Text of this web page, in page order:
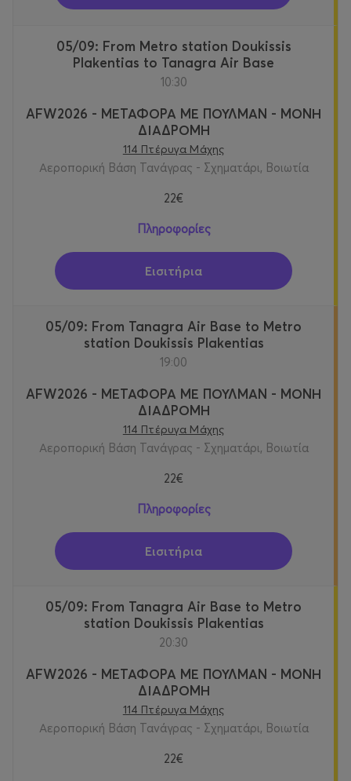
05/09: From Metro station Doukissis
Plakentias to Tanagra Air Base
10:30
AFW2026 - ΜΕΤΑΦΟΡΑ ΜΕ ΠΟΥΛΜΑΝ - ΜΟΝΗ
ΔΙΑΔΡΟΜΗ
114 Πτέρυγα Μάχης
Αεροπορική Βάση Τανάγρας - Σχηματάρι, Βοιωτία
22€
Πληροφορίες
Εισιτήρια
05/09: From Tanagra Air Base to Metro
station Doukissis Plakentias
19:00
AFW2026 - ΜΕΤΑΦΟΡΑ ΜΕ ΠΟΥΛΜΑΝ - ΜΟΝΗ
ΔΙΑΔΡΟΜΗ
114 Πτέρυγα Μάχης
Αεροπορική Βάση Τανάγρας - Σχηματάρι, Βοιωτία
22€
Πληροφορίες
Εισιτήρια
05/09: From Tanagra Air Base to Metro
station Doukissis Plakentias
20:30
AFW2026 - ΜΕΤΑΦΟΡΑ ΜΕ ΠΟΥΛΜΑΝ - ΜΟΝΗ
ΔΙΑΔΡΟΜΗ
114 Πτέρυγα Μάχης
Αεροπορική Βάση Τανάγρας - Σχηματάρι, Βοιωτία
22€